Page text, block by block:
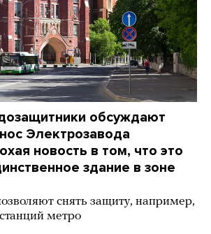
обсуждают
Электрозавода
новость в том, что это
здание в зоне
снять защиту, например,
метро